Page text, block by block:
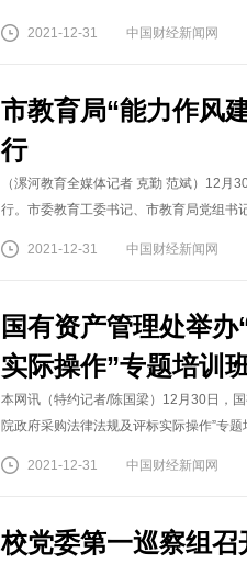
2021-12-31 中国财经新闻网
市教育局“能力作风
行
（漯河教育全媒体记者 克勤 范斌）12月
行。市委教育工委书记、市教育局党组书
2021-12-31 中国财经新闻网
国有资产管理处举
实际操作”专题培训
本网讯（特约记者/陈国梁）12月30日，
院政府采购法律法规及评标实际操作”专
2021-12-31 中国财经新闻网
校党委第一巡察组